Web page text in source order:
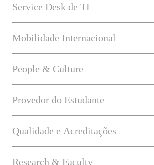
Service Desk de TI
Mobilidade Internacional
People & Culture
Provedor do Estudante
Qualidade e Acreditações
Research & Faculty